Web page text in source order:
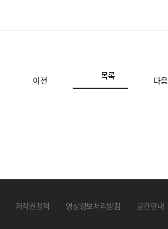
이전 목록 다음
저작권정책 영상정보처리방침 공간안내